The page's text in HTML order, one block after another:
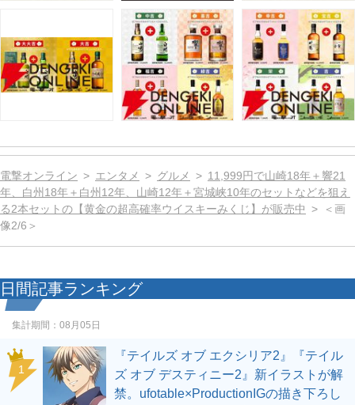
電撃オンライン エンタメ グルメ
11,999円で山崎18年＋響21
年、白州18年＋白州12年、山崎12年＋宮城峡10年のセットなどを狙え
る2本セットの【黄金の超高確率ウイスキーみくじ】が販売中
＜画
像2/6＞
日間記事ランキング
集計期間： 08月05日
1
『テイルズ オブ エクシリア2』『テイル
ズ オブ デスティニー2』新イラストが解
禁。ufotable×ProductionIGの描き下ろし